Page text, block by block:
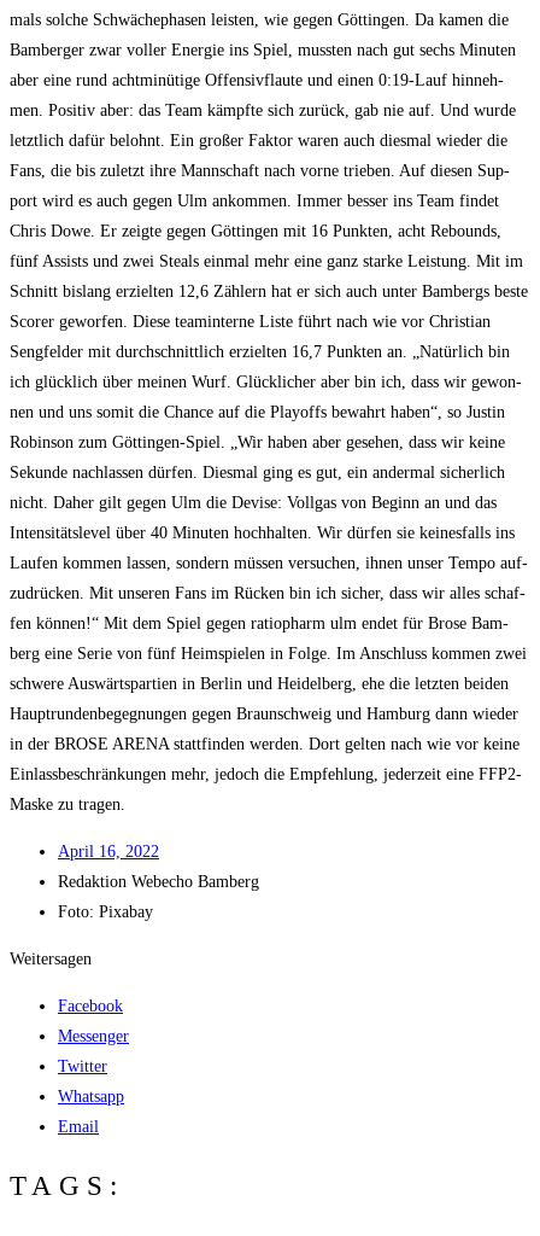
mals sol­che Schwä­che­pha­sen leis­ten, wie gegen Göt­tin­gen. Da kamen die
Bam­ber­ger zwar vol­ler Ener­gie ins Spiel, muss­ten nach gut sechs Minu­ten
aber eine rund acht­mi­nü­ti­ge Offen­siv­flau­te und einen 0:19-Lauf hin­neh­
men. Posi­tiv aber: das Team kämpf­te sich zurück, gab nie auf. Und wur­de
letzt­lich dafür belohnt. Ein gro­ßer Fak­tor waren auch dies­mal wie­der die
Fans, die bis zuletzt ihre Mann­schaft nach vor­ne trie­ben. Auf die­sen Sup­
port wird es auch gegen Ulm ankom­men. Immer bes­ser ins Team fin­det
Chris Dowe. Er zeig­te gegen Göt­tin­gen mit 16 Punk­ten, acht Rebounds,
fünf Assists und zwei Ste­als ein­mal mehr eine ganz star­ke Leis­tung. Mit im
Schnitt bis­lang erziel­ten 12,6 Zäh­lern hat er sich auch unter Bam­bergs bes­te
Scorer gewor­fen. Die­se team­in­ter­ne Lis­te führt nach wie vor Chris­ti­an
Seng­fel­der mit durch­schnitt­lich erziel­ten 16,7 Punk­ten an. „Natür­lich bin
ich glück­lich über mei­nen Wurf. Glück­li­cher aber bin ich, dass wir gewon­
nen und uns somit die Chan­ce auf die Play­offs bewahrt haben“, so Jus­tin
Robin­son zum Göt­tin­gen-Spiel. „Wir haben aber gese­hen, dass wir kei­ne
Sekun­de nach­las­sen dür­fen. Dies­mal ging es gut, ein ander­mal sicher­lich
nicht. Daher gilt gegen Ulm die Devi­se: Voll­gas von Beginn an und das
Inten­si­täts­le­vel über 40 Minu­ten hoch­hal­ten. Wir dür­fen sie kei­nes­falls ins
Lau­fen kom­men las­sen, son­dern müs­sen ver­su­chen, ihnen unser Tem­po auf­
zu­drü­cken. Mit unse­ren Fans im Rücken bin ich sicher, dass wir alles schaf­
fen kön­nen!“ Mit dem Spiel gegen ratio­ph­arm ulm endet für Bro­se Bam­
berg eine Serie von fünf Heim­spie­len in Fol­ge. Im Anschluss kom­men zwei
schwe­re Aus­wärts­par­tien in Ber­lin und Hei­del­berg, ehe die letz­ten bei­den
Haupt­run­den­be­geg­nun­gen gegen Braun­schweig und Ham­burg dann wie­der
in der BROSE ARENA statt­fin­den wer­den. Dort gel­ten nach wie vor kei­ne
Ein­lass­be­schrän­kun­gen mehr, jedoch die Emp­feh­lung, jeder­zeit eine FFP2-
Mas­ke zu tragen.
April 16, 2022
Redak­ti­on Web­echo Bamberg
Foto: Pixabay
Weitersagen
Facebook
Messenger
Twitter
Whatsapp
Email
TAGS: